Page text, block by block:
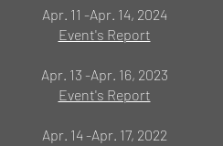
Apr. 11 -Apr. 14, 2024
Event's Report
Apr. 13 -Apr. 16, 2023
Event's Report
Apr. 14 -Apr. 17, 2022